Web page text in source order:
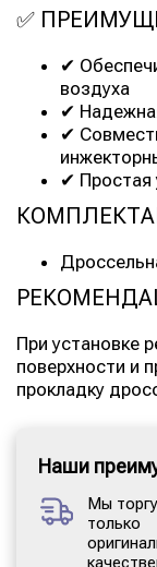
✅
✔
воздуха
✔
✔
✔ Простая
При установке
поверхности и
прокладку
Наши
Мы
только